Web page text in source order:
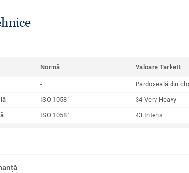
Normă Valoare Tarkett
- Pardoseală din
ISO 10581 34 Very Heavy
ISO 10581 43 Intens